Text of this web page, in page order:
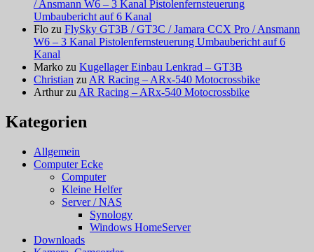
/ Ansmann W6 – 3 Kanal Pistolenfernsteuerung
Umbaubericht auf 6 Kanal
Flo zu FlySky GT3B / GT3C / Jamara CCX Pro / Ansmann
W6 – 3 Kanal Pistolenfernsteuerung Umbaubericht auf 6
Kanal
Marko zu Kugellager Einbau Lenkrad – GT3B
Christian zu AR Racing – ARx-540 Motocrossbike
Arthurzu AR Racing – ARx-540 Motocrossbike
Kategorien
Allgemein
Computer Ecke
Computer
Kleine Helfer
Server / NAS
Synology
Windows HomeServer
Downloads